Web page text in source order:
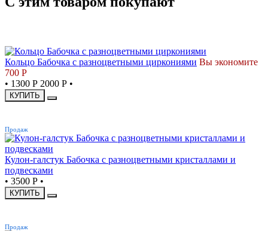
Кольцо Бабочка с разноцветными циркониями Вы экономите
700 Р
• 1300 Р 2000 Р •
КУПИТЬ
Продаж
Кулон-галстук Бабочка с разноцветными кристаллами и
подвесками
• 3500 Р •
КУПИТЬ
Продаж